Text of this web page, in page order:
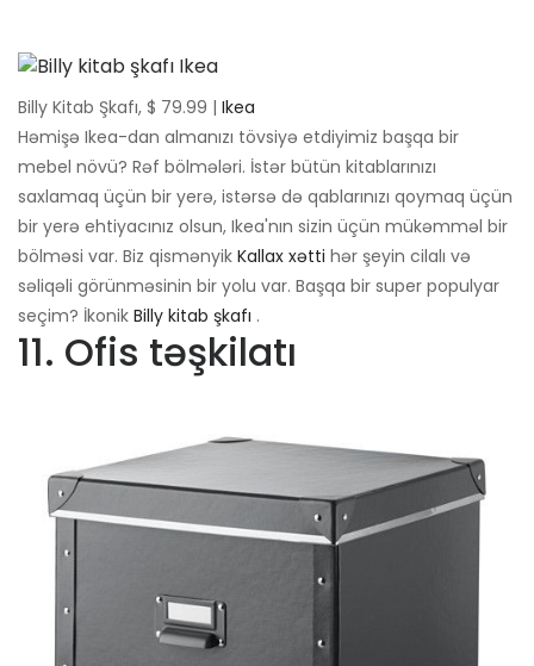
Billy Kitab Şkafı, $ 79.99 | Ikea
Həmişə Ikea-dan almanızı tövsiyə etdiyimiz başqa bir
mebel növü? Rəf bölmələri. İstər bütün kitablarınızı
saxlamaq üçün bir yerə, istərsə də qablarınızı qoymaq üçün
bir yerə ehtiyacınız olsun, Ikea'nın sizin üçün mükəmməl bir
bölməsi var. Biz qismənyik Kallax xətti hər şeyin cilalı və
səliqəli görünməsinin bir yolu var. Başqa bir super populyar
seçim? İkonik Billy kitab şkafı .
11. Ofis təşkilatı